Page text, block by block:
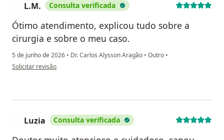
L.M. Consulta verificada
Ótimo atendimento, explicou tudo sobre a
cirurgia e sobre o meu caso.
5 de junho de 2026 • Dr. Carlos Alysson Aragão • Outro •
na opinião do utilizador L.M.
Solicitar revisão
Luzia Consulta verificada